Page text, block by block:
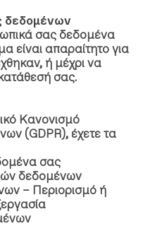
δεδομένων
σας δεδομένα
είναι απαραίτητο για
ή μέχρι να
σας.
Κανονισμό
(GDPR), έχετε τα
σας
δεδομένων
– Περιορισμό ή